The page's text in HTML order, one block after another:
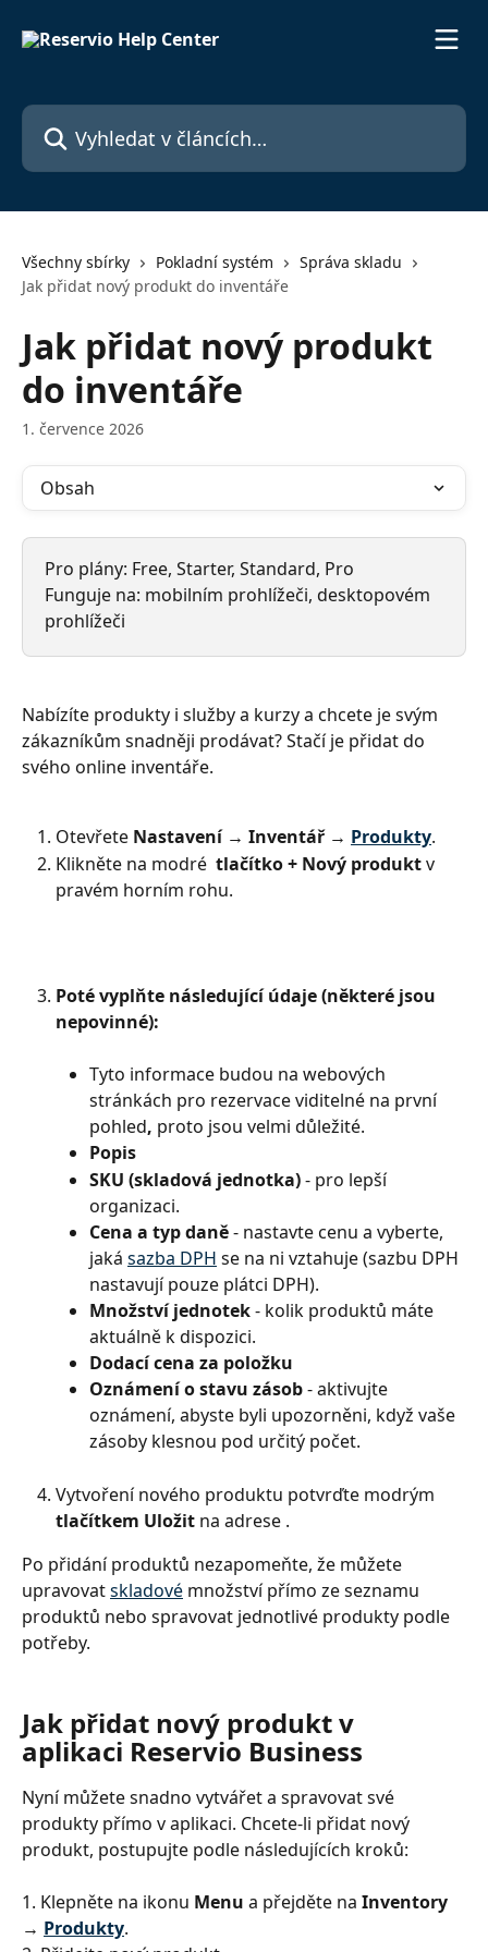
Vyhledat v článcích…
Všechny sbírky Pokladní systém
Správa skladu
Jak přidat nový produkt do inventáře
Jak přidat nový produkt
do inventáře
1. července 2026
Obsah
Pro plány: Free, Starter, Standard, Pro
Funguje na: mobilním prohlížeči, desktopovém
prohlížeči
Nabízíte produkty i služby a kurzy a chcete je svým
zákazníkům snadněji prodávat? Stačí je přidat do
svého online inventáře.
Otevřete Nastavení → Inventář → Produkty.
Klikněte na modré tlačítko + Nový produkt v
pravém horním rohu.
Poté vyplňte následující údaje (některé jsou
nepovinné):
Tyto informace budou na webových
stránkách pro rezervace viditelné na první
pohled, proto jsou velmi důležité.
Popis
SKU (skladová jednotka) - pro lepší
organizaci.
Cena a typ daně - nastavte cenu a vyberte,
jaká sazba DPH se na ni vztahuje (sazbu DPH
nastavují pouze plátci DPH).
Množství jednotek - kolik produktů máte
aktuálně k dispozici.
Dodací cena za položku
Oznámení o stavu zásob - aktivujte
oznámení, abyste byli upozorněni, když vaše
zásoby klesnou pod určitý počet.
Vytvoření nového produktu potvrďte modrým
tlačítkem Uložit na adrese .
Po přidání produktů nezapomeňte, že můžete
upravovat skladové množství přímo ze seznamu
produktů nebo spravovat jednotlivé produkty podle
potřeby.
Jak přidat nový produkt v
aplikaci Reservio Business
Nyní můžete snadno vytvářet a spravovat své
produkty přímo v aplikaci. Chcete-li přidat nový
produkt, postupujte podle následujících kroků:
1. Klepněte na ikonu Menu a přejděte na Inventory
→ Produkty.